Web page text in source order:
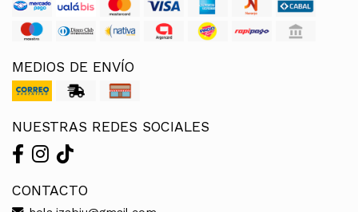
MEDIOS DE ENVÍO
NUESTRAS REDES SOCIALES
CONTACTO